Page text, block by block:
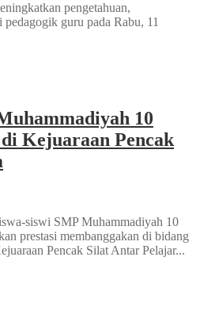
pengetahuan,
guru pada Rabu, 11
10
Kejuaraan Pencak
siswi SMP Muhammadiyah 10
prestasi membanggakan di bidang
Pencak Silat Antar Pelajar...